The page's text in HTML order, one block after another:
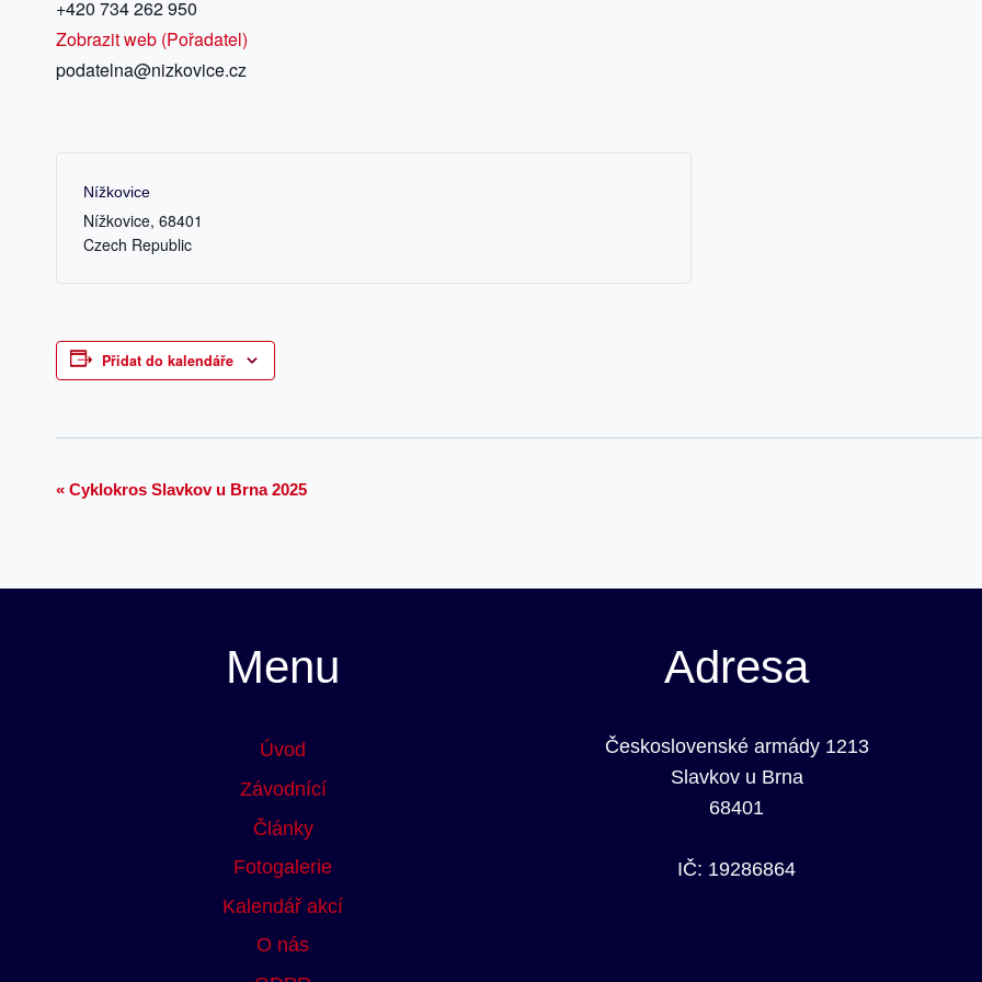
+420 734 262 950
Zobrazit web (Pořadatel)
podatelna@nizkovice.cz
Nížkovice
Nížkovice, 68401
Czech Republic
Přidat do kalendáře
Navigace
« Cyklokros Slavkov u Brna 2025
Menu
Úvod
Závodnící
Články
Fotogalerie
Kalendář akcí
O nás
Adresa
Československé armády 1213
Slavkov u Brna
68401
IČ: 19286864